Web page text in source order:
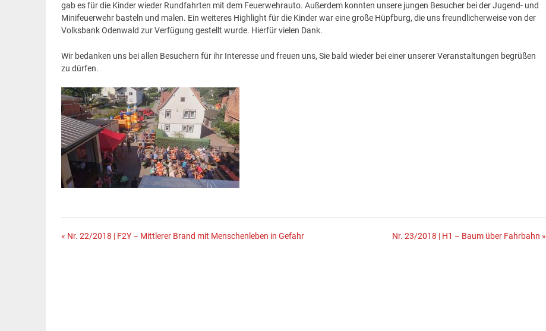
gab es für die Kinder wieder Rundfahrten mit dem Feuerwehrauto. Außerdem konnten unsere jungen Besucher bei der Jugend- und
Minifeuerwehr basteln und malen. Ein weiteres Highlight für die Kinder war eine große Hüpfburg, die uns freundlicherweise von der
Volksbank Odenwald zur Verfügung gestellt wurde. Hierfür vielen Dank.
Wir bedanken uns bei allen Besuchern für ihr Interesse und freuen uns, Sie bald wieder bei einer unserer Veranstaltungen begrüßen
zu dürfen.
Beitragsnavigation
« Nr. 22/2018 | F2Y – Mittlerer Brand mit Menschenleben in Gefahr Nr. 23/2018 | H1 – Baum über Fahrbahn »